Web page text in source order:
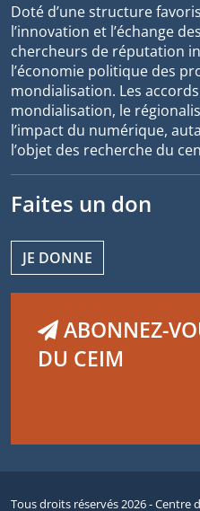
Doté d’une structure
l’innovation et l’échange
chercheurs de réputation
l’économie politique des
mondialisation. Les
mondialisation, le
l’impact du numérique,
l’objet des recherche du
Faites un don
JE DONNE
ABONNEZ-
DU CEIM
Tous droits réservés 2026 -